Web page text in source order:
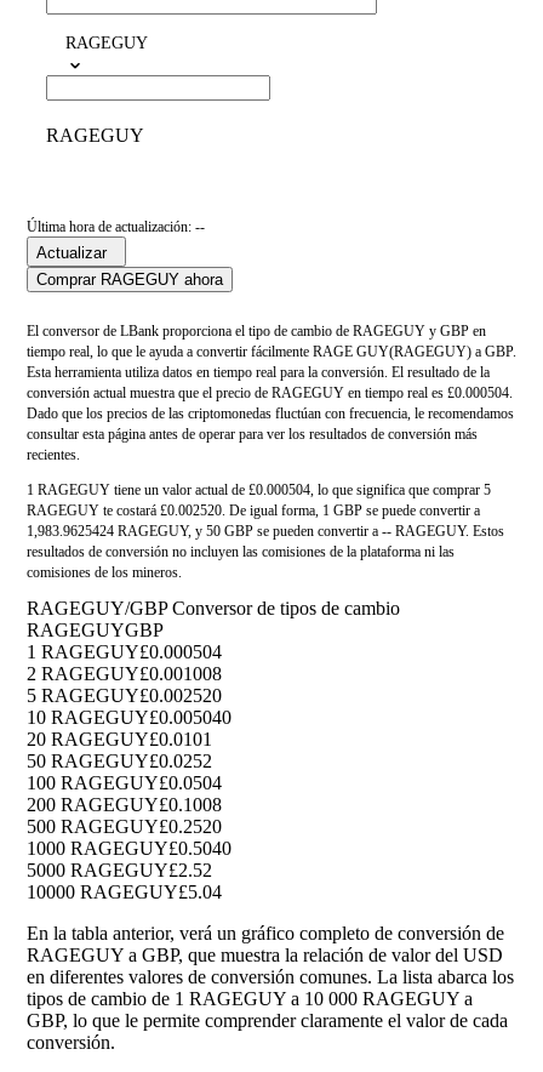
RAGEGUY
RAGEGUY
Última hora de actualización: --
Actualizar
Comprar RAGEGUY ahora
El conversor de LBank proporciona el tipo de cambio de RAGEGUY y GBP en
tiempo real, lo que le ayuda a convertir fácilmente RAGE GUY(RAGEGUY) a GBP.
Esta herramienta utiliza datos en tiempo real para la conversión. El resultado de la
conversión actual muestra que el precio de RAGEGUY en tiempo real es £0.000504.
Dado que los precios de las criptomonedas fluctúan con frecuencia, le recomendamos
consultar esta página antes de operar para ver los resultados de conversión más
recientes.
1 RAGEGUY tiene un valor actual de £0.000504, lo que significa que comprar 5
RAGEGUY te costará £0.002520. De igual forma, 1 GBP se puede convertir a
1,983.9625424 RAGEGUY, y 50 GBP se pueden convertir a -- RAGEGUY. Estos
resultados de conversión no incluyen las comisiones de la plataforma ni las
comisiones de los mineros.
RAGEGUY/GBP Conversor de tipos de cambio
RAGEGUYGBP
1 RAGEGUY£0.000504
2 RAGEGUY£0.001008
5 RAGEGUY£0.002520
10 RAGEGUY£0.005040
20 RAGEGUY£0.0101
50 RAGEGUY£0.0252
100 RAGEGUY£0.0504
200 RAGEGUY£0.1008
500 RAGEGUY£0.2520
1000 RAGEGUY£0.5040
5000 RAGEGUY£2.52
10000 RAGEGUY£5.04
En la tabla anterior, verá un gráfico completo de conversión de
RAGEGUY a GBP, que muestra la relación de valor del USD
en diferentes valores de conversión comunes. La lista abarca los
tipos de cambio de 1 RAGEGUY a 10 000 RAGEGUY a
GBP, lo que le permite comprender claramente el valor de cada
conversión.